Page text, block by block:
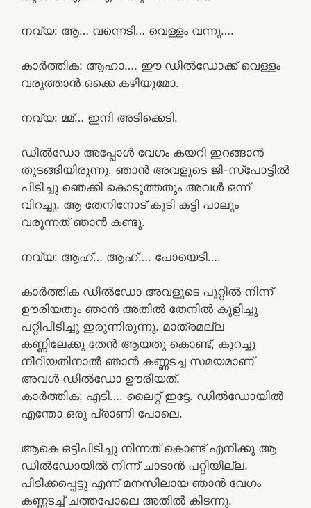
നവ്യ: ആ… വന്നെടി… വെള്ളം വന്നു….
കാർത്തിക: ആഹാ…. ഈ ഡിൽഡോക്ക് വെള്ളം
വരുത്താൻ ഒക്കെ കഴിയുമോ.
നവ്യ: മ്മ്… ഇനി അടിക്കെടി.
ഡിൽഡോ അപ്പോൾ വേഗം കയറി ഇറങ്ങാൻ
തുടങ്ങിയിരുന്നു. ഞാൻ അവളുടെ ജി-സ്പോട്ടിൽ
പിടിച്ചു ഞെക്കി കൊടുത്തതും അവൾ ഒന്ന്
വിറച്ചു. ആ തേനിനോട് കൂടി കട്ടി പാലും
വരുന്നത് ഞാൻ കണ്ടു.
നവ്യ: ആഹ്… ആഹ്…. പോയെടി….
കാർത്തിക ഡിൽഡോ അവളുടെ പൂറ്റിൽ നിന്ന്
ഊരിയതും ഞാൻ അതിൽ തേനിൽ കുളിച്ചു
പറ്റിപിടിച്ചു ഇരുന്നിരുന്നു. മാത്രമല്ല
കണ്ണിലേക്കു തേൻ ആയതു കൊണ്ട്, കുറച്ചു
നീറിയതിനാൽ ഞാൻ കണ്ണടച്ച സമയമാണ്
അവൾ ഡിൽഡോ ഊരിയത്.
കാർത്തിക: എടി…. ലൈറ്റ് ഇട്ടേ. ഡിൽഡോയിൽ
എന്തോ ഒരു പ്രാണി പോലെ.
ആകെ ഒട്ടിപിടിച്ചു നിന്നത് കൊണ്ട് എനിക്കു ആ
ഡിൽഡോയിൽ നിന്ന് ചാടാൻ പറ്റിയില്ല.
പിടിക്കപ്പെട്ടു എന്ന് മനസിലായ ഞാൻ വേഗം
കണ്ണടച്ച് ചത്തപോലെ അതിൽ കിടന്നു.